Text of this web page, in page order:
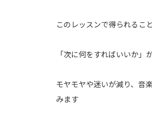
このレッスンで得られること
「次に何をすればいいか」
モヤモヤや迷いが減り、音
みます